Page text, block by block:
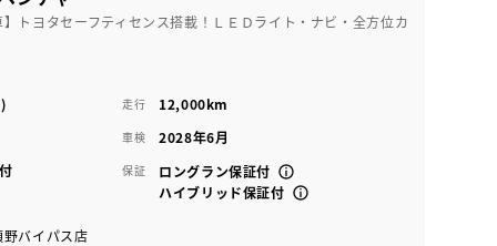
トヨタセーフティセンス搭載！ＬＥＤライト・ナビ・全方位カ
走行 12,000km
車検
2028年6月
保証
ロングラン保証付
ハイブリッド保証付
バイパス店